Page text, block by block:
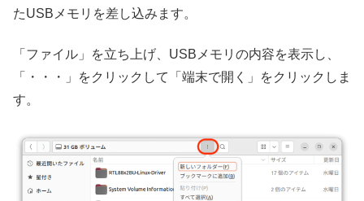
たUSBメモリを差し込みます。
「ファイル」を立ち上げ、USBメモリの内容を表示し、
「・・・」をクリックして「端末で開く」をクリックしま
す。